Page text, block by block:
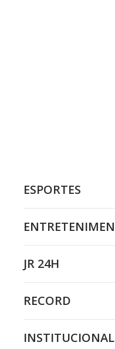
ESPORTES
JR 24H
RECORD
INSTITUCIONAL